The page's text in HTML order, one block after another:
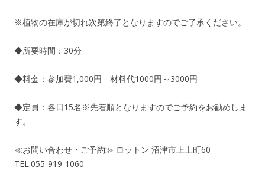
※植物の在庫が切れ次第終了となりますのでご了承ください。
◆所要時間：30分
◆料金：参加費1,000円 材料代1000円～3000円
◆定員：各日15名※先着順となりますのでご予約をお勧めしま
す。
≪お問い合わせ・ご予約≫ ロットン 沼津市上土町60
TEL:055-919-1060